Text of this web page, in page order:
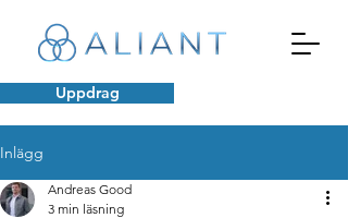
Uppdrag
Inlägg
Andreas Good
3 min läsning